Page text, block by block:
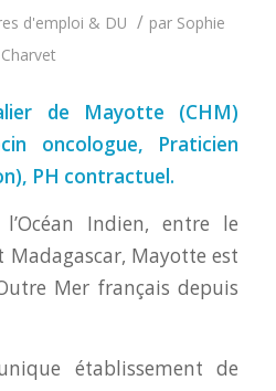
d'emploi & DU / par Sophie
Charvet
de Mayotte (CHM)
oncologue, Praticien
PH contractuel.
Indien, entre le
Mayotte est
Mer français depuis
établissement de